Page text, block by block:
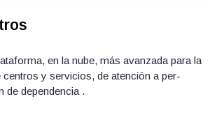
en la nube, más avanzada para la
centros y servicios, de atención a per­
de dependencia .